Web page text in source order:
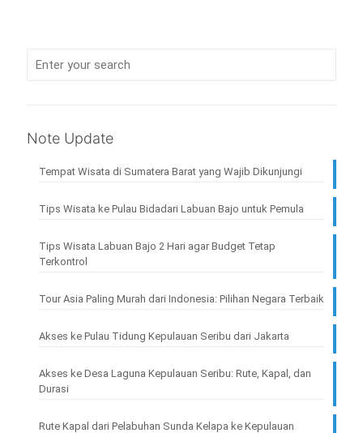
Note Update
Tempat Wisata di Sumatera Barat yang Wajib Dikunjungi
Tips Wisata ke Pulau Bidadari Labuan Bajo untuk Pemula
Tips Wisata Labuan Bajo 2 Hari agar Budget Tetap
Terkontrol
Tour Asia Paling Murah dari Indonesia: Pilihan Negara Terbaik
Akses ke Pulau Tidung Kepulauan Seribu dari Jakarta
Akses ke Desa Laguna Kepulauan Seribu: Rute, Kapal, dan
Durasi
Rute Kapal dari Pelabuhan Sunda Kelapa ke Kepulauan